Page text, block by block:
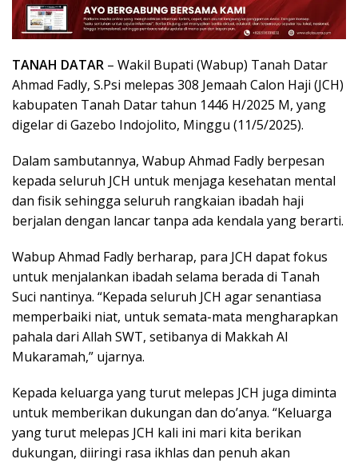
TANAH DATAR – Wakil Bupati (Wabup) Tanah Datar
Ahmad Fadly, S.Psi melepas 308 Jemaah Calon Haji (JCH)
kabupaten Tanah Datar tahun 1446 H/2025 M, yang
digelar di Gazebo Indojolito, Minggu (11/5/2025).
Dalam sambutannya, Wabup Ahmad Fadly berpesan
kepada seluruh JCH untuk menjaga kesehatan mental
dan fisik sehingga seluruh rangkaian ibadah haji
berjalan dengan lancar tanpa ada kendala yang berarti.
Wabup Ahmad Fadly berharap, para JCH dapat fokus
untuk menjalankan ibadah selama berada di Tanah
Suci nantinya. “Kepada seluruh JCH agar senantiasa
memperbaiki niat, untuk semata-mata mengharapkan
pahala dari Allah SWT, setibanya di Makkah Al
Mukaramah,” ujarnya.
Kepada keluarga yang turut melepas JCH juga diminta
untuk memberikan dukungan dan do’anya. “Keluarga
yang turut melepas JCH kali ini mari kita berikan
dukungan, diiringi rasa ikhlas dan penuh akan